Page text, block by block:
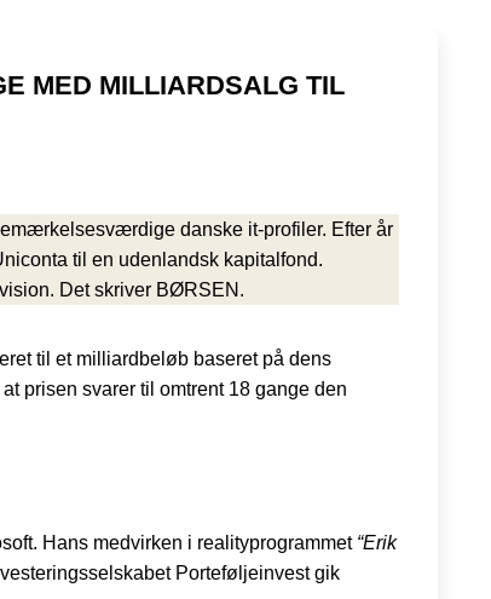
MED MILLIARDSALG TIL
danske it-profiler. Efter år
til en udenlandsk kapitalfond.
Det skriver BØRSEN.
til et milliardbeløb baseret på dens
prisen svarer til omtrent 18 gange den
Hans medvirken i realityprogrammet “Erik
Porteføljeinvest gik